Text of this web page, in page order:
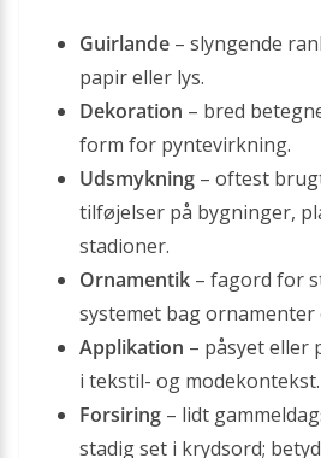
Guirlande – slyngende
papir eller lys.
Dekoration – bred
form for pyntevirkning.
Udsmykning – oftest
tilføjelser på bygninger,
stadioner.
Ornamentik – fagord for
systemet bag ornamenter
Applikation – påsyet eller
i tekstil- og modekontekst.
Forsiring – lidt
stadig set i krydsord;